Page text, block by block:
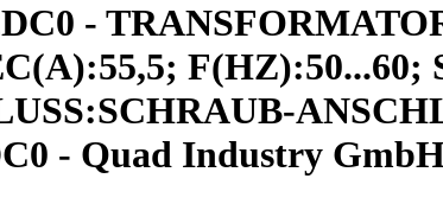
-
- Quad Industry